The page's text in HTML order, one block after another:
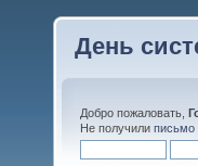
День
Добро пожаловать,
Не получили письмо